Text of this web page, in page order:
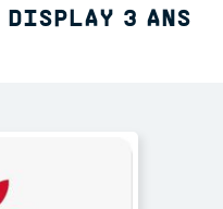
DISPLAY 3 ANS